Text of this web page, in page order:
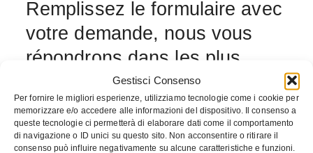
Gestisci Consenso
Per fornire le migliori esperienze, utilizziamo tecnologie come i cookie per
memorizzare e/o accedere alle informazioni del dispositivo. Il consenso a
queste tecnologie ci permetterà di elaborare dati come il comportamento
di navigazione o ID unici su questo sito. Non acconsentire o ritirare il
consenso può influire negativamente su alcune caratteristiche e funzioni.
Remplissez le formulaire avec
votre demande, nous vous
répondrons dans les plus
brefs délais.
Prénom et nom*